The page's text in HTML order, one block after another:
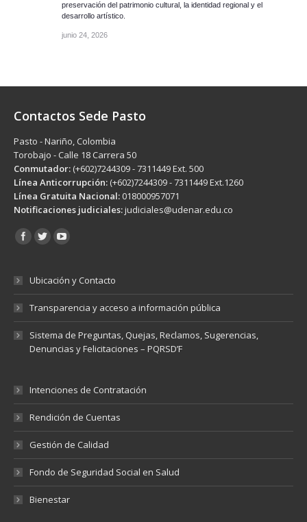
preservación del patrimonio cultural, la identidad regional y el
desarrollo artístico.
junio 24, 2026
Contactos Sede Pasto
Pasto - Nariño, Colombia
Torobajo - Calle 18 Carrera 50
Conmutador: (+602)7244309 - 7311449 Ext. 500
Línea Anticorrupción: (+602)7244309 - 7311449 Ext.1260
Línea Gratuita Nacional: 018000957071
Notificaciones judiciales:judiciales@udenar.edu.co
Encuéntranos en:
Ubicación y Contacto
Transparencia y acceso a información pública
Sistema de Preguntas, Quejas, Reclamos, Sugerencias,
Denuncias y Felicitaciones – PQRSD’F
Intenciones de Contratación
Rendición de Cuentas
Gestión de Calidad
Fondo de Seguridad Social en Salud
Bienestar